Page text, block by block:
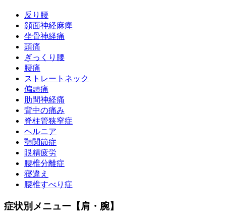
反り腰
顔面神経麻痺
坐骨神経痛
頭痛
ぎっくり腰
腰痛
ストレートネック
偏頭痛
肋間神経痛
背中の痛み
脊柱管狭窄症
ヘルニア
顎関節症
眼精疲労
腰椎分離症
寝違え
腰椎すべり症
症状別メニュー【肩・腕】